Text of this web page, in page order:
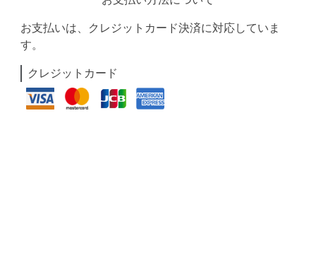
お支払いは、クレジットカード決済に対応していま
す。
クレジットカード